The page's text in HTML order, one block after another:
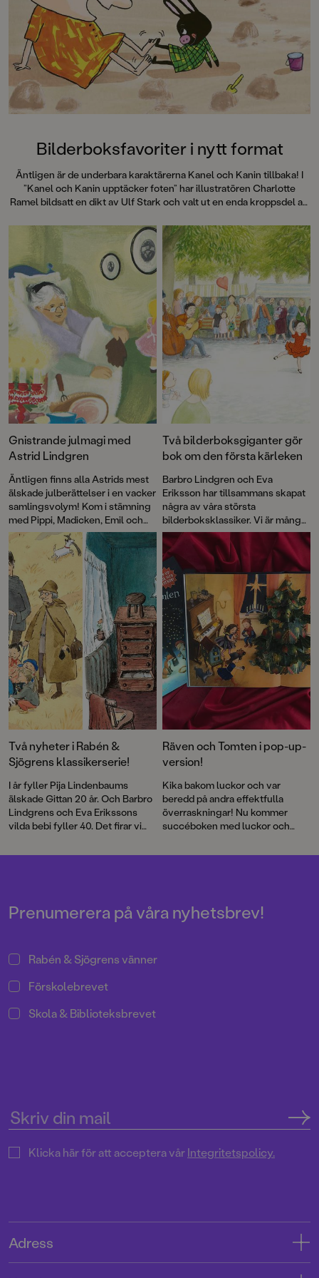
denna galet kaosiga och
medryckande bilderbok." - Erika
Hallhagen tipsar om årets bästa
böcker för barn och unga i
SvD"Mycket underhållande,
särskilt att rutscha med i Jenny
Dahlbergs bilder som inte sitter still
en enda sekund. På vartenda
uppslag finns tusen detaljer att
följa familjens hund på dess
sniffande äventyr." - Pia Huss,
DN"En bok som kommer att locka
till skratt hos såväl små som stora." -
BTJ.
Bilderboksfavoriter i nytt format
Äntligen är de underbara karaktärerna Kanel och Kanin tillbaka! I
”Kanel och Kanin upptäcker foten” har illustratören Charlotte
Ramel bildsatt en dikt av Ulf Stark och valt ut en enda kroppsdel att
Gnistrande julmagi med
Astrid Lindgren
Äntligen finns alla Astrids mest
älskade julberättelser i en vacker
samlingsvolym! Kom i stämning
med Pippi, Madicken, Emil och
alla de andra favoritfigurerna.
Boken är lite av en smällkaramell
med klassiska färgillustrationer
av bland andra Ilon Wikland,
Björn Berg, Ingrid Vang Nyman
och Eva Eriksson.
Två bilderboksgiganter gör
bok om den första kärleken
Barbro Lindgren och Eva
Eriksson har tillsammans skapat
några av våra största
bilderboksklassiker. Vi är många
som skrattat med Max, njutit av
den vilda bebins äventyr och
gråtit floder till Andrejs längtan.
Boken om Juan och Rosalia är
deras första gemensamma bok
på många år.
Två nyheter i Rabén &
Sjögrens klassikerserie!
I år fyller Pija Lindenbaums
älskade Gittan 20 år. Och Barbro
Lindgrens och Eva Erikssons
vilda bebi fyller 40. Det firar vi
böckerna som en del i vår
Räven och Tomten i pop-up-
version!
Kika bakom luckor och var
beredd på andra effektfulla
överraskningar! Nu kommer
succéboken med luckor och
stämning och dramatik i den fina
Prenumerera på våra nyhetsbrev!
Rabén & Sjögrens vänner
Förskolebrevet
Skola & Biblioteksbrevet
Klicka här för att acceptera vårIntegritetspolicy.
Adress